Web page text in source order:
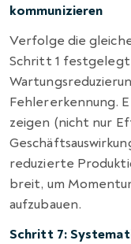
kommunizieren
Verfolge die
Schritt 1
Fehlererkennung.
zeigen (nicht nur
reduzierte
breit, um
aufzubauen.
Schritt 7: